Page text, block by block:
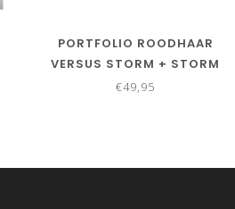
PORTFOLIO ROODHAAR
VERSUS STORM + STORM
TAS
€49,95